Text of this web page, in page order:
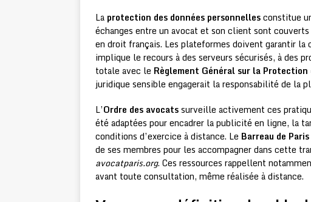
La protection des données personnellesconstitue
échanges entre un avocat et son client sont
en droit français. Les plateformes doivent garantir
implique le recours à des serveurs sécurisés, à des
totale avec le Règlement Général sur la Protection
juridique sensible engagerait la responsabilité de la
L’Ordre des avocatssurveille activement ces
été adaptées pour encadrer la publicité en ligne, la
conditions d’exercice à distance. Le Barreau de Paris
de ses membres pour les accompagner dans cette
avocatparis.org. Ces ressources rappellent
avant toute consultation, même réalisée à distance.